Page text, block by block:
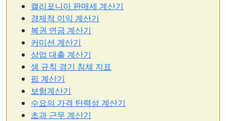
캘리포니아 판매세 계산기
경제적 이익 계산기
복권 연금 계산기
커미션 계산기
상업 대출 계산기
샘 규칙 경기 침체 지표
핍 계산기
보험계산기
수요의 가격 탄력성 계산기
초과 근무 계산기